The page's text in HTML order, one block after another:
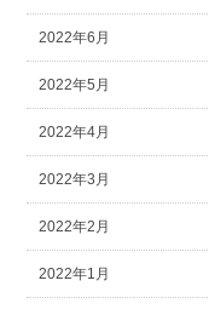
2022年6月
2022年5月
2022年4月
2022年3月
2022年2月
2022年1月